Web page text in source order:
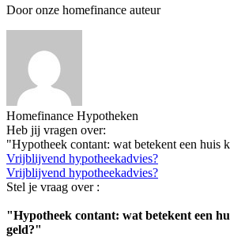
Door onze homefinance auteur
Homefinance Hypotheken
Heb jij vragen over:
"Hypotheek contant: wat betekent een huis
Vrijblijvend hypotheekadvies?
Vrijblijvend hypotheekadvies?
Stel je vraag over :
"Hypotheek contant: wat betekent een
geld?"